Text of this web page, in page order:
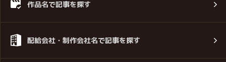
作品名で記事を探す
配給会社・制作会社名で記事を探す